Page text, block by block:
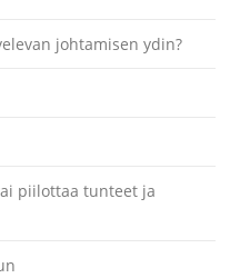
johtamisen ydin?
piilottaa tunteet ja